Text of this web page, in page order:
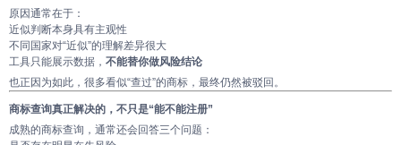
原因通常在于：
近似判断本身具有主观性
不同国家对“近似”的理解差异很大
工具只能展示数据， 不能替你做风险结论
也正因为如此，很多看似“查过”的商标，最终仍然被驳回。
商标查询真正解决的，不只是“能不能注册”
成熟的商标查询，通常还会回答三个问题：